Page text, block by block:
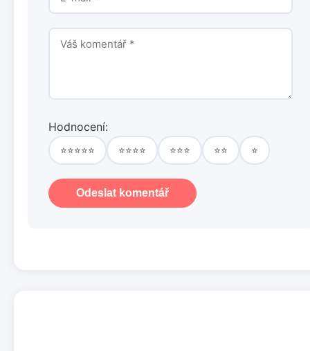
Hodnocení:
⭐⭐⭐⭐⭐ ⭐⭐⭐⭐ ⭐⭐⭐ ⭐⭐ ⭐
Odeslat komentář